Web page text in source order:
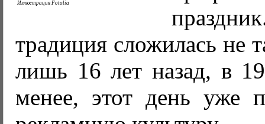
Иллюстрация Fotolia
традиция сложилась не
лишь 16 лет назад, в
менее, этот день уже